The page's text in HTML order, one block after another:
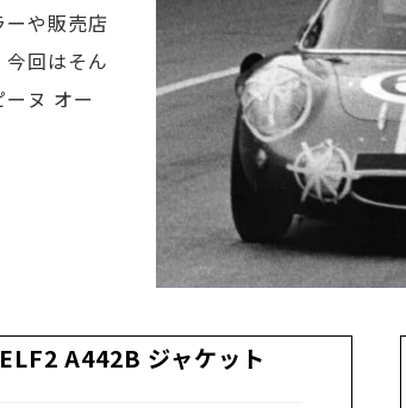
や販売店
回はそん
ヌ オー
ELF2 A442B ジャケット